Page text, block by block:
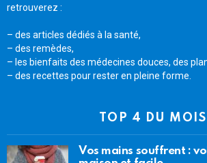
retrouverez :
– des articles dédiés à la santé,
– des remèdes,
– les bienfaits des médecines douces, des
– des recettes pour rester en pleine forme.
TOP 4 DU MOIS
Vos mains souffrent :